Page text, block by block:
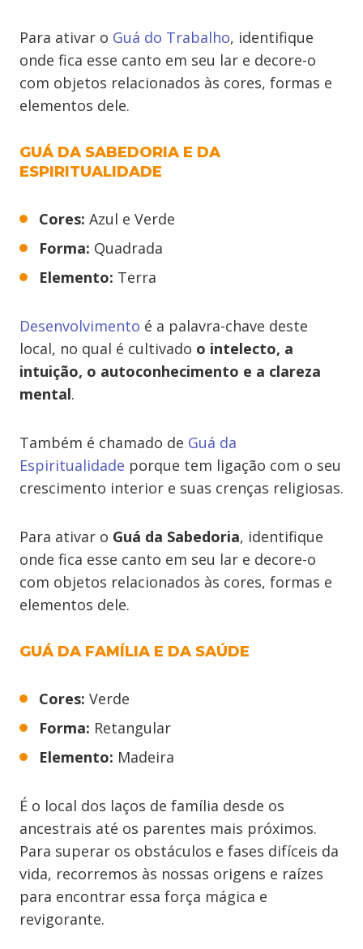
Para ativar o Guá do Trabalho, identifique
onde fica esse canto em seu lar e decore-o
com objetos relacionados às cores, formas e
elementos dele.
GUÁ DA SABEDORIA E DA
ESPIRITUALIDADE
Cores: Azul e Verde
Forma: Quadrada
Elemento: Terra
Desenvolvimento é a palavra-chave deste
local, no qual é cultivado o intelecto, a
intuição, o autoconhecimento e a clareza
mental.
Também é chamado de Guá da
Espiritualidade porque tem ligação com o seu
crescimento interior e suas crenças religiosas.
Para ativar o Guá da Sabedoria, identifique
onde fica esse canto em seu lar e decore-o
com objetos relacionados às cores, formas e
elementos dele.
GUÁ DA FAMÍLIA E DA SAÚDE
Cores: Verde
Forma: Retangular
Elemento: Madeira
É o local dos laços de família desde os
ancestrais até os parentes mais próximos.
Para superar os obstáculos e fases difíceis da
vida, recorremos às nossas origens e raízes
para encontrar essa força mágica e
revigorante.